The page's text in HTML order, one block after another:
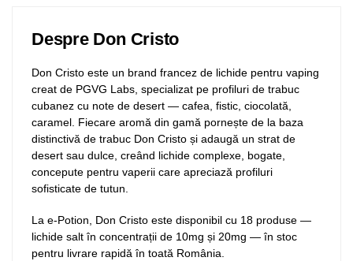
Despre Don Cristo
Don Cristo este un brand francez de lichide pentru vaping
creat de PGVG Labs, specializat pe profiluri de trabuc
cubanez cu note de desert — cafea, fistic, ciocolată,
caramel. Fiecare aromă din gamă pornește de la baza
distinctivă de trabuc Don Cristo și adaugă un strat de
desert sau dulce, creând lichide complexe, bogate,
concepute pentru vaperii care apreciază profiluri
sofisticate de tutun.
La e-Potion, Don Cristo este disponibil cu 18 produse —
lichide salt în concentrații de 10mg și 20mg — în stoc
pentru livrare rapidă în toată România.